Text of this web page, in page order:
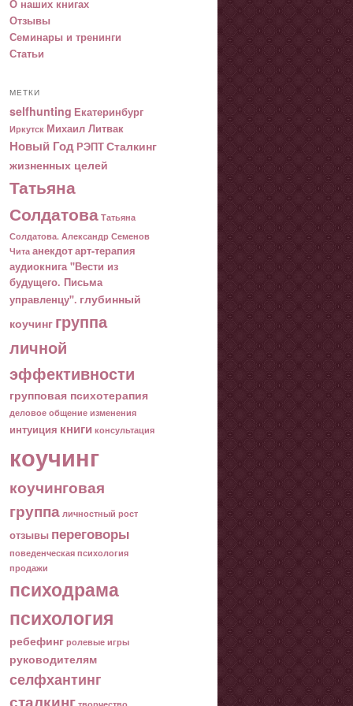
О наших книгах
Отзывы
Семинары и тренинги
Статьи
МЕТКИ
selfhunting Екатеринбург
Иркутск Михаил Литвак
Новый Год РЭПТСталкинг
жизненных целей
Татьяна
Солдатова Татьяна
Солдатова. Александр Семенов
Чита анекдотарт-терапия
аудиокнига "Вести из
будущего. Письма
управленцу". глубинный
коучинг группа
личной
эффективности
групповая психотерапия
деловое общение изменения
интуиция книги консультация
коучинг
коучинговая
группа личностный рост
отзывы переговоры
поведенческая психология
продажи
психодрама
психология
ребефинг ролевые игры
руководителям
селфхантинг